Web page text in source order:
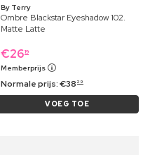
By Terry
Ombre Blackstar Eyeshadow 102.
Matte Latte
€2619
Memberprijs
Normale prijs:€38 29
VOEG TOE